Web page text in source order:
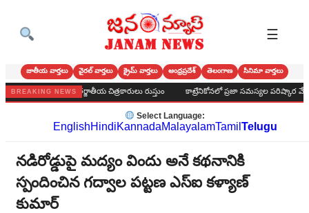
☰
జాతీయ వార్తలు వైరల్ వార్తలు క్రైమ్ వార్తలు ఆంధ్రప్రదేశ్ తెలంగాణ సినిమా వార్తలు
BREAKING NEWS
బోనం --అంతర్జాతీయ చిత్రకారులు రుస్తుం కాట్రేనికోనలో ప్రజా సమస్యల పరిష్కార వేదిక
Select Language:
EnglishHindiKannadaMalayalamTamil Telugu
నడిరోడ్డుపై మద్యం విందు అనే కథనానికి
స్పందించిన గద్వాల పట్టణ ఎస్ఐ కళ్యాణ్
కుమార్